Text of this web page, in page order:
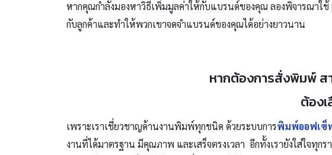
หากคุณกำลังมองหาวิธีเพิ่มมูลค่าให้กับแบรนด์ของคุณ ลองพิจารณาใ
กับลูกค้าและทำให้พวกเขาจดจำแบรนด์ของคุณได้อย่างยาวนาน
หากต้องการสั่งพิมพ์ ส
ต้อง
เพราะเราเชี่ยวชาญด้านงานพิมพ์ทุกชนิด ด้วยระบบการพิมพ์ออฟเซ็
งานที่ได้มาตรฐาน มีคุณภาพ และเสร็จตรงเวลา อีกทั้งเรายังใส่ใจทุ